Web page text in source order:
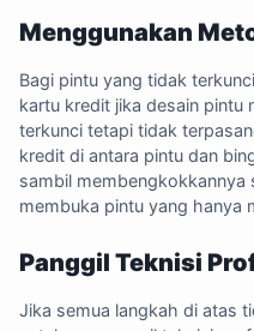
Menggunakan
Bagi pintu yang tidak
kartu kredit jika desain pintu
terkunci tetapi tidak
kredit di antara pintu dan
sambil membengkokkannya
membuka pintu yang hanya
Panggil Teknisi
Jika semua langkah di atas